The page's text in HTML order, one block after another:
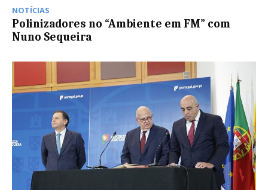
NOTÍCIAS
Polinizadores no “Ambiente em FM” com
Nuno Sequeira